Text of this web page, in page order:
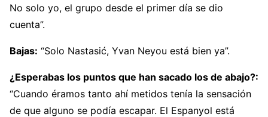
No solo yo, el grupo desde el primer día se dio
cuenta”.
Bajas: “Solo Nastasić, Yvan Neyou está bien ya”.
¿Esperabas los puntos que han sacado los de abajo?:
“Cuando éramos tanto ahí metidos tenía la sensación
de que alguno se podía escapar. El Espanyol está